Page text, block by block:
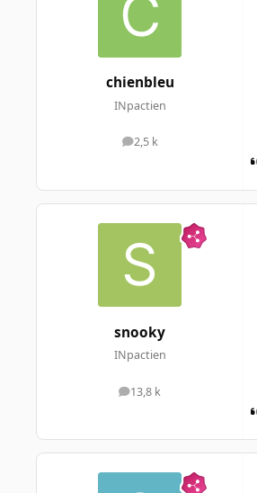
chienbleu
INpactien
2,5 k
messages
snooky
INpactien
13,8 k
messages